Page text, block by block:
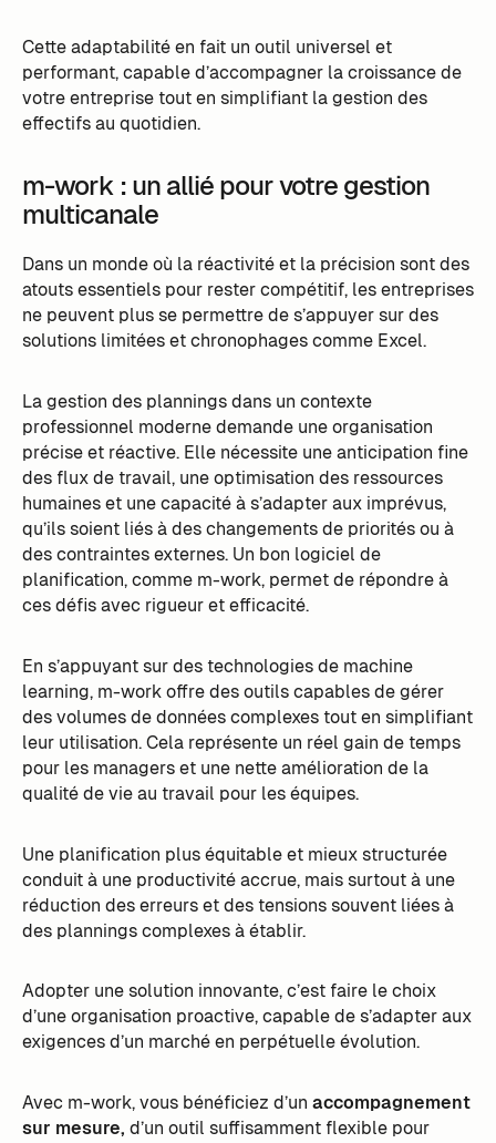
Cette adaptabilité en fait un outil universel et
performant, capable d’accompagner la croissance de
votre entreprise tout en simplifiant la gestion des
effectifs au quotidien.
m-work : un allié pour votre gestion
multicanale
Dans un monde où la réactivité et la précision sont des
atouts essentiels pour rester compétitif, les entreprises
ne peuvent plus se permettre de s’appuyer sur des
solutions limitées et chronophages comme Excel.
La gestion des plannings dans un contexte
professionnel moderne demande une organisation
précise et réactive. Elle nécessite une anticipation fine
des flux de travail, une optimisation des ressources
humaines et une capacité à s’adapter aux imprévus,
qu’ils soient liés à des changements de priorités ou à
des contraintes externes. Un bon logiciel de
planification, comme m-work, permet de répondre à
ces défis avec rigueur et efficacité.
En s’appuyant sur des technologies de machine
learning, m-work offre des outils capables de gérer
des volumes de données complexes tout en simplifiant
leur utilisation. Cela représente un réel gain de temps
pour les managers et une nette amélioration de la
qualité de vie au travail pour les équipes.
Une planification plus équitable et mieux structurée
conduit à une productivité accrue, mais surtout à une
réduction des erreurs et des tensions souvent liées à
des plannings complexes à établir.
Adopter une solution innovante, c’est faire le choix
d’une organisation proactive, capable de s’adapter aux
exigences d’un marché en perpétuelle évolution.
Avec m-work, vous bénéficiez d’un accompagnement
sur mesure, d’un outil suffisamment flexible pour